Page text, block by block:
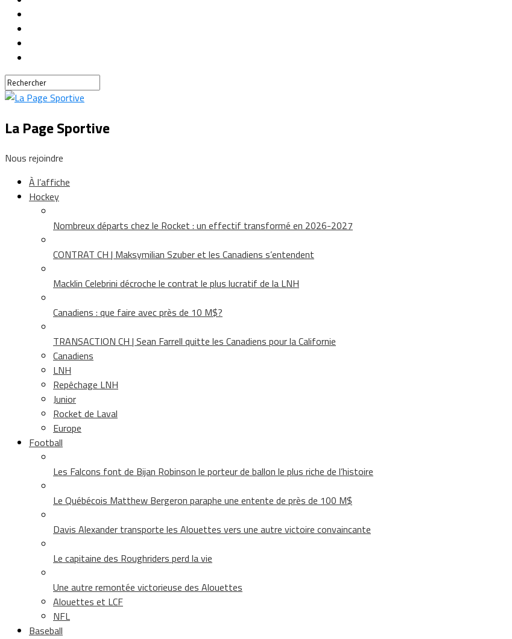
La Page Sportive
Nous rejoindre
À l’affiche
Hockey
Nombreux départs chez le Rocket : un effectif transformé en 2026-2027
CONTRAT CH | Maksymilian Szuber et les Canadiens s’entendent
Macklin Celebrini décroche le contrat le plus lucratif de la LNH
Canadiens : que faire avec près de 10 M$?
TRANSACTION CH | Sean Farrell quitte les Canadiens pour la Californie
Canadiens
LNH
Repêchage LNH
Junior
Rocket de Laval
Europe
Football
Les Falcons font de Bijan Robinson le porteur de ballon le plus riche de l’histoire
Le Québécois Matthew Bergeron paraphe une entente de près de 100 M$
Davis Alexander transporte les Alouettes vers une autre victoire convaincante
Le capitaine des Roughriders perd la vie
Une autre remontée victorieuse des Alouettes
Alouettes et LCF
NFL
Baseball